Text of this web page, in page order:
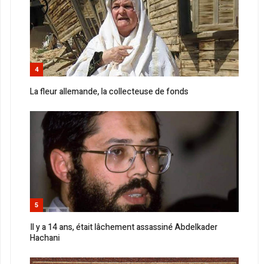
4
La fleur allemande, la collecteuse de fonds
5
Il y a 14 ans, était lâchement assassiné Abdelkader
Hachani